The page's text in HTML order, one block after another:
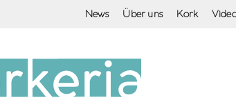
News Über uns Kork